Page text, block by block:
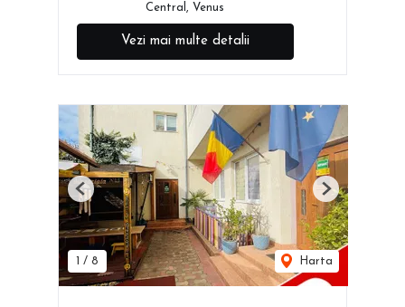
Central, Venus
Vezi mai multe detalii
1 / 8 Harta
Previous Next